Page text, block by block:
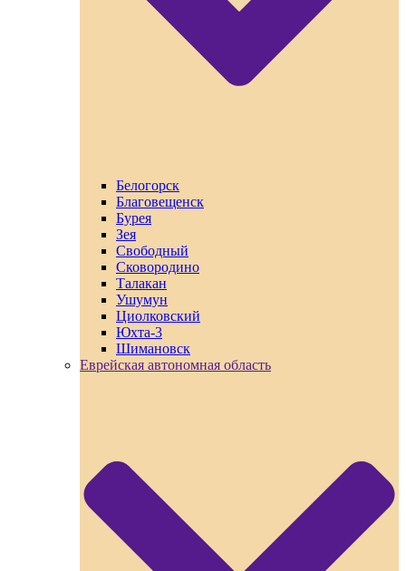
Белогорск
Благовещенск
Бурея
Зея
Свободный
Сковородино
Талакан
Ушумун
Циолковский
Юхта-3
Шимановск
Еврейская автономная область